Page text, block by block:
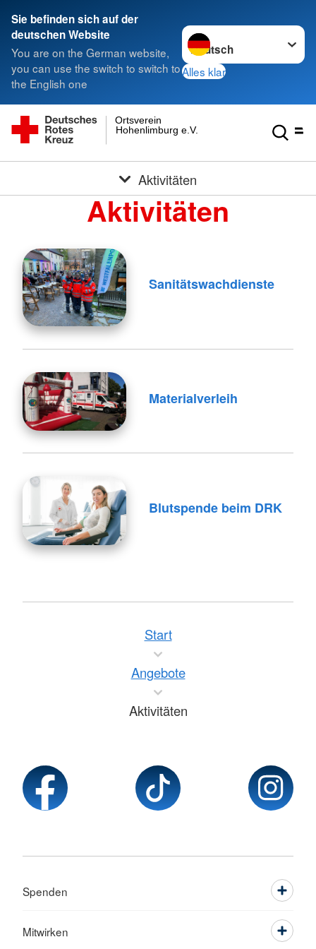
Sie befinden sich auf der
deutschen Website
You are on the German website,
you can use the switch to switch to
the English one
Sprache wechseln zu
Alles klar
Hohenlimburg e.V.
Ortsverein
Aktivitäten
Aktivitäten
Sanitätswachdienste
Materialverleih
Blutspende beim DRK
Start
Angebote
Aktivitäten
Spenden
Mitwirken